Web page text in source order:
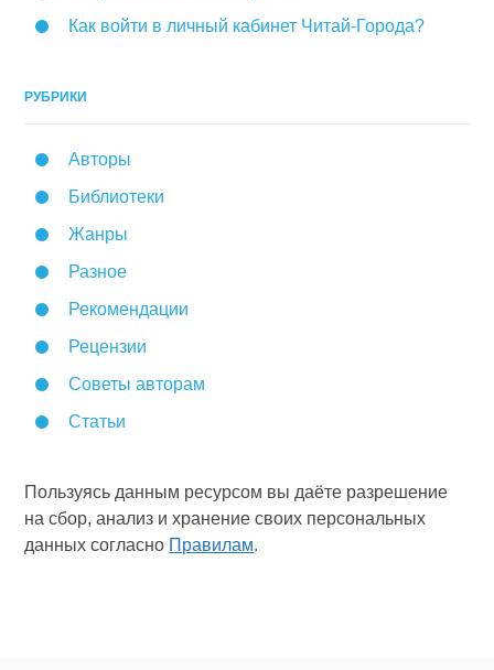
Как войти в личный кабинет Читай-Города?
РУБРИКИ
Авторы
Библиотеки
Жанры
Разное
Рекомендации
Рецензии
Советы авторам
Статьи
Пользуясь данным ресурсом вы даёте разрешение
на сбор, анализ и хранение своих персональных
данных согласно Правилам.